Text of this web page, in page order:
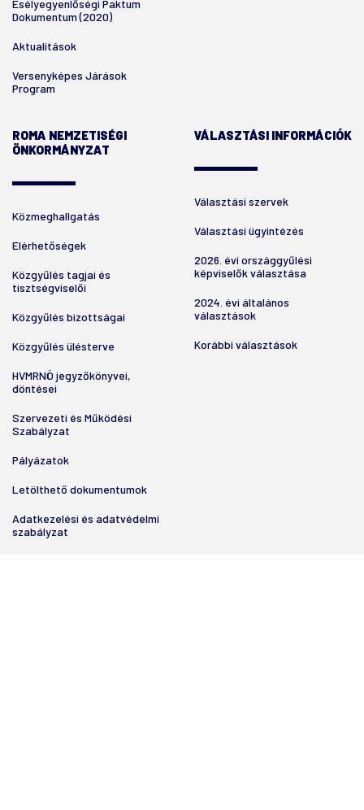
Esélyegyenlőségi Paktum
Dokumentum (2020)
Aktualitások
Versenyképes Járások
Program
ROMA NEMZETISÉGI
ÖNKORMÁNYZAT
Közmeghallgatás
Elérhetőségek
Közgyűlés tagjai és
tisztségviselői
Közgyűlés bizottságai
Közgyűlés ülésterve
HVMRNÖ jegyzőkönyvei,
döntései
Szervezeti és Működési
Szabályzat
Pályázatok
Letölthető dokumentumok
Adatkezelési és adatvédelmi
szabályzat
VÁLASZTÁSI INFORMÁCIÓK
Választási szervek
Választási ügyintézés
2026. évi országgyűlési
képviselők választása
2024. évi általános
választások
Korábbi választások